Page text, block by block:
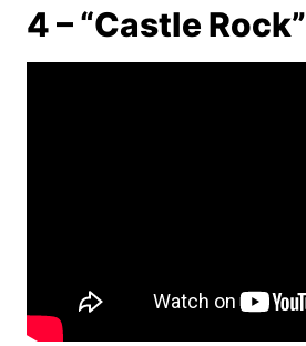
4 – “Castle Rock”